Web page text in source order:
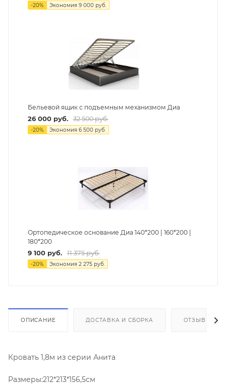
-20% Экономия 9 000руб.
Бельевой ящик с подъемным механизмом Диа
26 000руб. 32 500руб.
-20% Экономия 6 500руб.
Ортопедическое основание Диа 140*200 | 160*200 |
180*200
9 100руб. 11 375руб.
-20% Экономия 2 275руб.
ОПИСАНИЕ ДОСТАВКА И СБОРКА ОТЗЫВЫ
Кровать 1,8м из серии Анита
Размеры:212*213*156,5см